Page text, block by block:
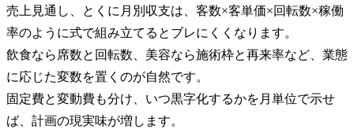
売上見通し、とくに月別収支は、客数×客単価×回転数×稼働
率のように式で組み立てるとブレにくくなります。
飲食なら席数と回転数、美容なら施術枠と再来率など、業態
に応じた変数を置くのが自然です。
固定費と変動費も分け、いつ黒字化するかを月単位で示せ
ば、計画の現実味が増します。